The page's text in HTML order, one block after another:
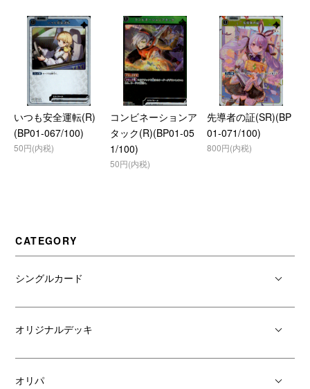
いつも安全運転(R)
(BP01-067/100)
50円(内税)
コンビネーションア
タック(R)(BP01-05
1/100)
50円(内税)
先導者の証(SR)(BP
01-071/100)
800円(内税)
CATEGORY
シングルカード
オリジナルデッキ
オリパ